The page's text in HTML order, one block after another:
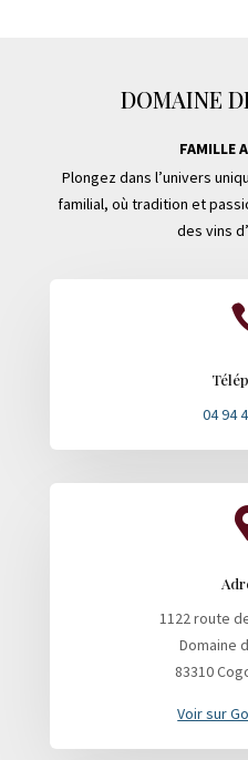
DOMAINE
FAMILLE
Plongez dans l’univers
familial, où tradition et
des vins
04 94
1122 route
Domaine
83310
Voir sur